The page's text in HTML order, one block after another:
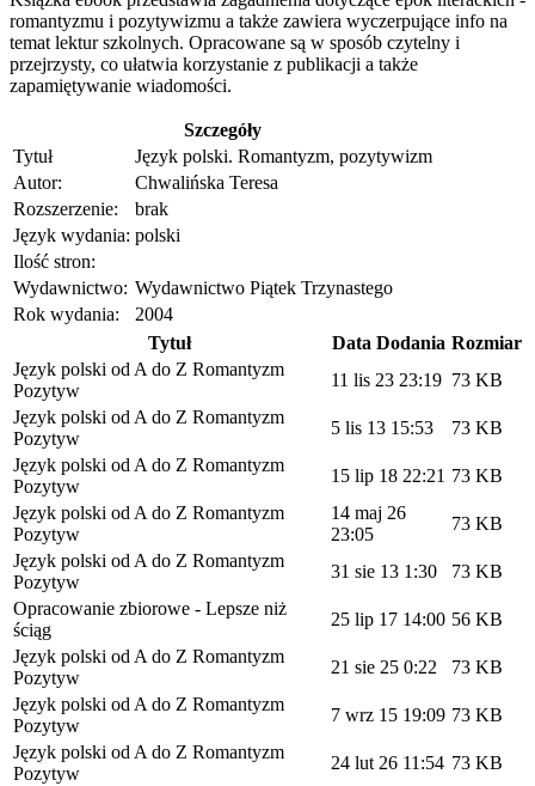
romantyzmu i pozytywizmu a także zawiera wyczerpujące info na
temat lektur szkolnych. Opracowane są w sposób czytelny i
przejrzysty, co ułatwia korzystanie z publikacji a także
zapamiętywanie wiadomości.
Szczegóły
Tytuł
Język polski. Romantyzm, pozytywizm
Autor:
Chwalińska Teresa
Rozszerzenie:
brak
Język wydania: polski
Ilość stron:
Wydawnictwo: Wydawnictwo Piątek Trzynastego
Rok wydania:
2004
Tytuł
Data Dodania Rozmiar
Język polski od A do Z Romantyzm
Pozytyw
11 lis 23 23:19 73 KB
Język polski od A do Z Romantyzm
Pozytyw
5 lis 13 15:53
73 KB
Język polski od A do Z Romantyzm
Pozytyw
15 lip 18 22:21 73 KB
Język polski od A do Z Romantyzm
Pozytyw
14 maj 26
23:05
73 KB
Język polski od A do Z Romantyzm
Pozytyw
31 sie 13 1:30
73 KB
Opracowanie zbiorowe - Lepsze niż
ściąg
25 lip 17 14:00 56 KB
Język polski od A do Z Romantyzm
Pozytyw
21 sie 25 0:22
73 KB
Język polski od A do Z Romantyzm
Pozytyw
7 wrz 15 19:09 73 KB
Język polski od A do Z Romantyzm
Pozytyw
24 lut 26 11:54 73 KB